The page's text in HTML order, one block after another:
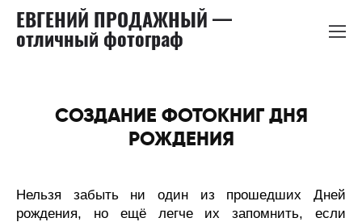
ЕВГЕНИЙ ПРОДАЖНЫЙ —
отличный фотограф
СОЗДАНИЕ ФОТОКНИГ ДНЯ
РОЖДЕНИЯ
Нельзя забыть ни один из прошедших Дней
рождения, но ещё легче их запомнить, если